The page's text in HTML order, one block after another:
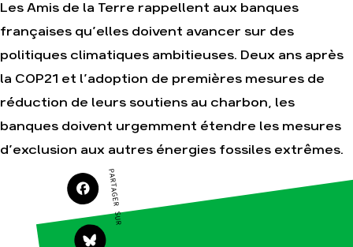
Agir
Faire un don
S'engager sur le
terrain
Agir au quotidien
Soutenir les
campagnes
tout ou partie de
Télécharger
gratuitement les
guides éco-
citoyens
Nos
thématiques
Multinationales
Forêts
Les Amis de la Terre rappellent aux banques
françaises qu’elles doivent avancer sur des
politiques climatiques ambitieuses. Deux ans après
la COP21 et l’adoption de premières mesures de
réduction de leurs soutiens au charbon, les
banques doivent urgemment étendre les mesures
d’exclusion aux autres énergies fossiles extrêmes.
PARTAGER SUR